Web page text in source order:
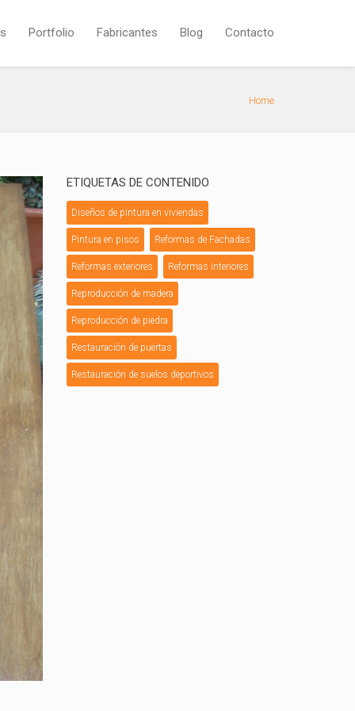
Portfolio Fabricantes Blog Contacto
Home
ETIQUETAS DE CONTENIDO
Diseños de pintura en viviendas
Pintura en pisos Reformas de Fachadas
Reformas exteriores Reformas interiores
Reproducción de madera
Reproducción de piedra
Restauración de puertas
Restauración de suelos deportivos